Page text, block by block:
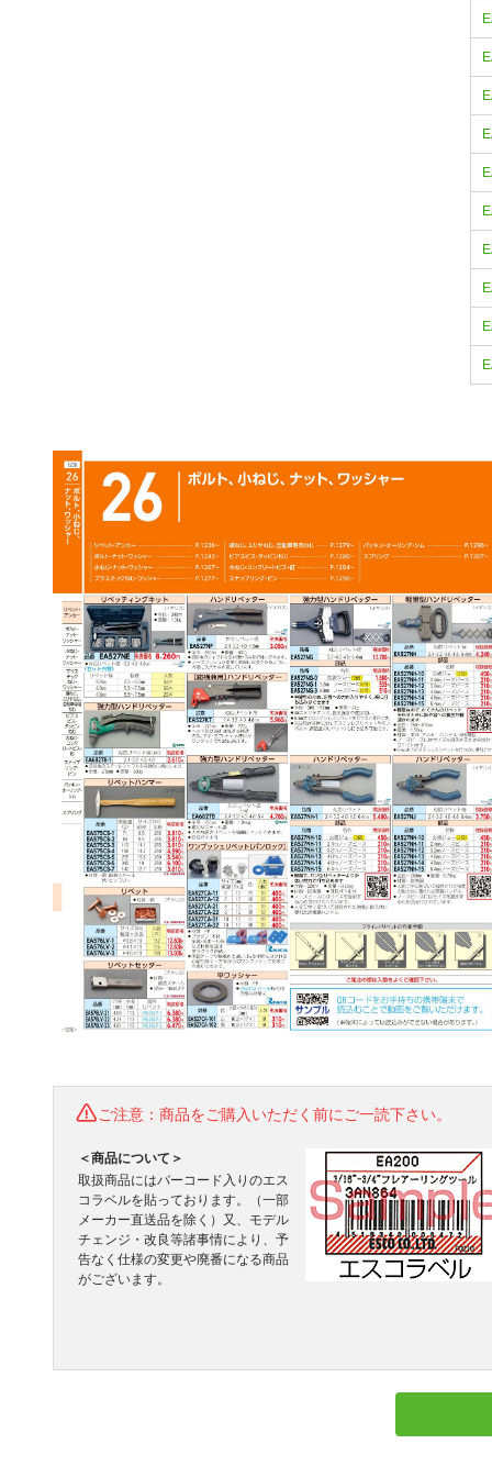
ご注意：商品をご購入いただく前にご一読下さい。
＜商品について＞
取扱商品にはバーコード入りのエス
コラベルを貼っております。（一部
メーカー直送品を除く）又、モデル
チェンジ・改良等諸事情により、予
告なく仕様の変更や廃番になる商品
がございます。